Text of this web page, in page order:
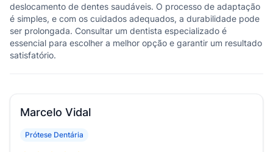
deslocamento de dentes saudáveis. O processo de adaptação
é simples, e com os cuidados adequados, a durabilidade pode
ser prolongada. Consultar um dentista especializado é
essencial para escolher a melhor opção e garantir um resultado
satisfatório.
Marcelo Vidal
Prótese Dentária